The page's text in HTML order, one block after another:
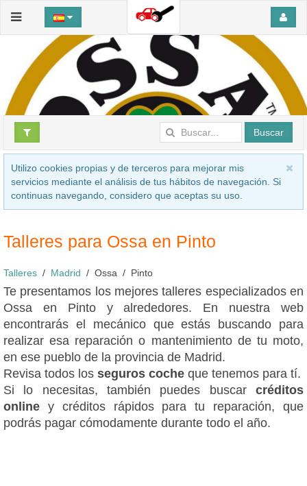
Buscar
Utilizo cookies propias y de terceros para mejorar mis
servicios mediante el análisis de tus hábitos de navegación. Si
continuas navegando, considero que aceptas su uso.
Talleres para Ossa en Pinto
Talleres Madrid Ossa Pinto
Te presentamos los mejores talleres especializados en
Ossa en Pinto y alrededores. En nuestra web
encontrarás el mecánico que estás buscando para
realizar esa reparación o mantenimiento de tu moto,
en ese pueblo de la provincia de Madrid.
Revisa todos los seguros coche que tenemos para tí.
Si lo necesitas, también puedes buscar créditos
online y créditos rápidos para tu reparación, que
podrás pagar cómodamente durante todo el año.